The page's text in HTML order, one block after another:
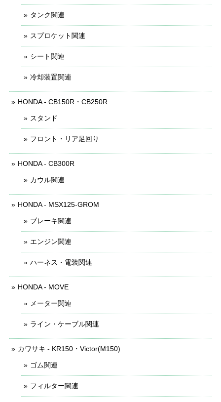
タンク関連
スプロケット関連
シート関連
冷却装置関連
HONDA - CB150R・CB250R
スタンド
フロント・リア足回り
HONDA - CB300R
カウル関連
HONDA - MSX125-GROM
ブレーキ関連
エンジン関連
ハーネス・電装関連
HONDA - MOVE
メーター関連
ライン・ケーブル関連
カワサキ - KR150・Victor(M150)
ゴム関連
フィルター関連